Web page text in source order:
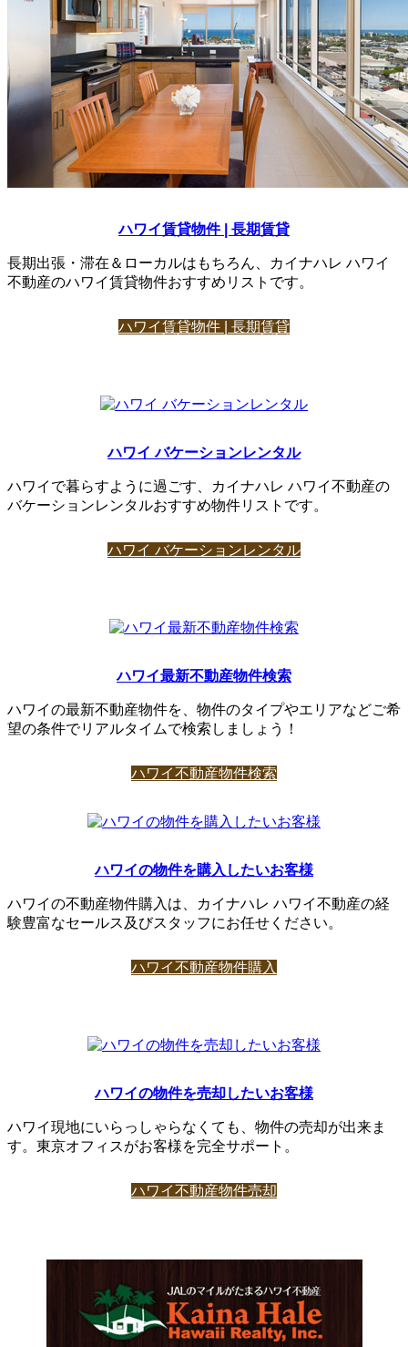
ハワイ賃貸物件 | 長期賃貸
長期出張・滞在＆ローカルはもちろん、カイナハレ ハワイ
不動産のハワイ賃貸物件おすすめリストです。
ハワイ賃貸物件 | 長期賃貸
ハワイ バケーションレンタル
ハワイで暮らすように過ごす、カイナハレ ハワイ不動産の
バケーションレンタルおすすめ物件リストです。
ハワイ バケーションレンタル
ハワイ最新不動産物件検索
ハワイの最新不動産物件を、物件のタイプやエリアなどご希
望の条件でリアルタイムで検索しましょう！
ハワイ不動産物件検索
ハワイの物件を購入したいお客様
ハワイの不動産物件購入は、カイナハレ ハワイ不動産の経
験豊富なセールス及びスタッフにお任せください。
ハワイ不動産物件購入
ハワイの物件を売却したいお客様
ハワイ現地にいらっしゃらなくても、物件の売却が出来ま
す。東京オフィスがお客様を完全サポート。
ハワイ不動産物件売却